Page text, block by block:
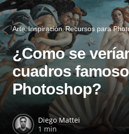
Arte Inspiración Recursos para
¿Como se
cuadros
Photoshop?
Diego Mattei
1 min